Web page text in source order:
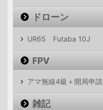
ドローン
UR65 Futaba 10J
FPV
アマ無線4級＋開局申請
雑記